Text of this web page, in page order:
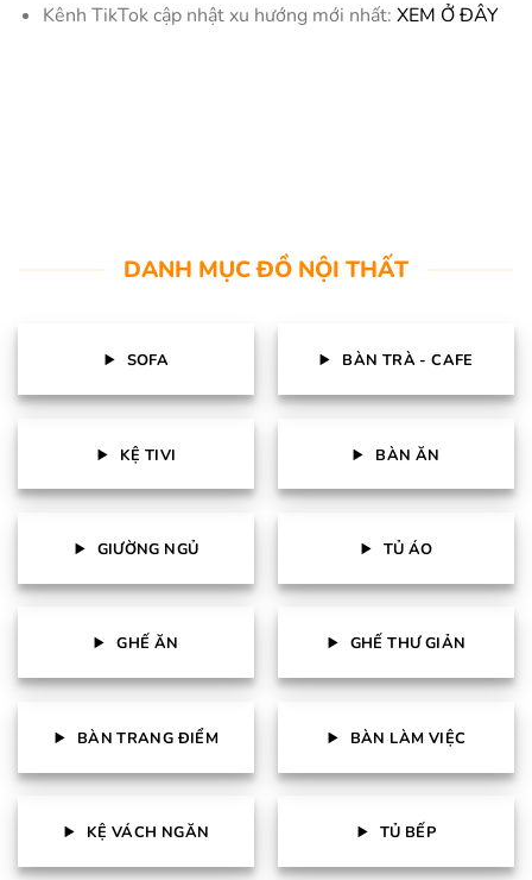
Kênh TikTok cập nhật xu hướng mới nhất: XEM Ở ĐÂY
DANH MỤC ĐỒ NỘI THẤT
SOFA BÀN TRÀ - CAFE
KỆ TIVI BÀN ĂN
GIƯỜNG NGỦ TỦ ÁO
GHẾ ĂN GHẾ THƯ GIẢN
BÀN TRANG ĐIỂM BÀN LÀM VIỆC
KỆ VÁCH NGĂN TỦ BẾP